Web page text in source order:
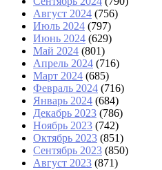
Август 2024 (756)
Июль 2024 (797)
Июнь 2024 (629)
Май 2024 (801)
Апрель 2024 (716)
Март 2024 (685)
Февраль 2024 (716)
Январь 2024 (684)
Декабрь 2023 (786)
Ноябрь 2023 (742)
Октябрь 2023 (851)
Сентябрь 2023 (850)
Август 2023 (871)